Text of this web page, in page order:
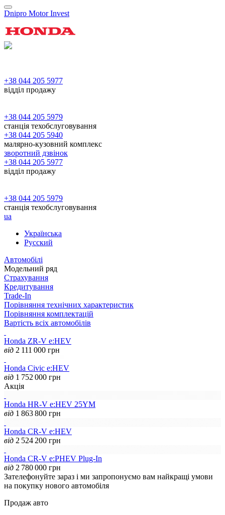
Dnipro Motor Invest
+38 044 205 5977
відділ продажу
+38 044 205 5979
станція техобслуговування
+38 044 205 5940
малярно-кузовний комплекс
зворотний дзвінок
+38 044 205 5977
відділ продажу
+38 044 205 5979
станція техобслуговування
ua
Українська
Русский
Автомобілі
Модельний ряд
Страхування
Кредитування
Trade-In
Порівняння технічних характеристик
Порівняння комплектацій
Вартість всіх автомобілів
Honda ZR-V e:HEV
від 2 111 000 грн
Honda Civic e:HEV
від 1 752 000 грн
Акція
Honda HR-V e:HEV 25YM
від 1 863 800 грн
Honda CR-V e:HEV
від 2 524 200 грн
Honda CR-V e:PHEV Plug-In
від 2 780 000 грн
Зателефонуйте зараз і ми запропонуємо вам найкращі умови
на покупку нового автомобіля
Продаж авто